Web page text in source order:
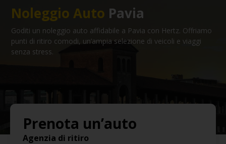
Noleggio Auto Pavia
Goditi un noleggio auto affidabile a Pavia con Hertz. Offriamo
punti di ritiro comodi, un’ampia selezione di veicoli e viaggi
senza stress.
Prenota un’auto
Agenzia di ritiro